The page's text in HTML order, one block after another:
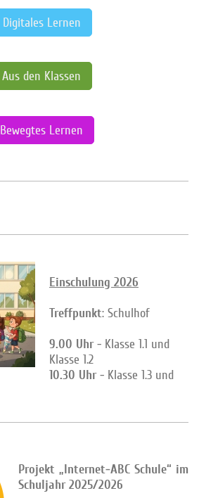
Digitales Lernen
Aus den Klassen
Bewegtes Lernen
Einschulung 2026
Treffpunkt: Schulhof
9.00 Uhr- Klasse 1.1 und
Klasse 1.2
10.30 Uhr- Klasse 1.3 und
Projekt „Internet-ABC Schule“ im
Schuljahr 2025/2026